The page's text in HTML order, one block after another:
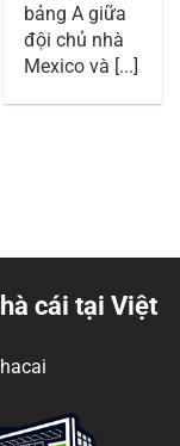
bảng A giữa
đội chủ nhà
Mexico và [...]
cái tại Việt